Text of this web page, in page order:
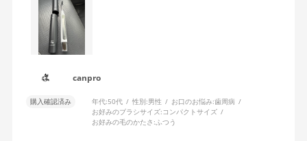
canpro
購入確認済み 年代:50代 性別:男性 お口のお悩み:歯周病
お好みのブラシサイズ:コンパクトサイズ
お好みの毛のかたさ:ふつう